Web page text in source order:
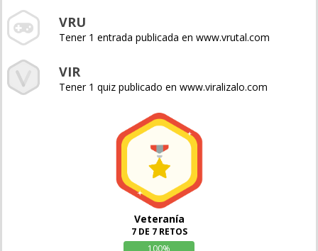
VRU
Tener 1 entrada publicada en www.vrutal.com
VIR
Tener 1 quiz publicado en www.viralizalo.com
Veteranía
7 DE 7 RETOS
100%